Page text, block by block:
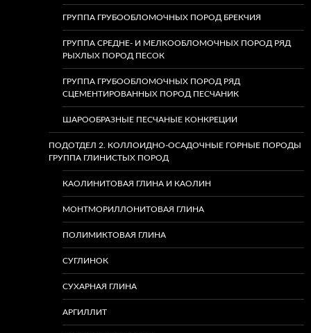
ГРУППА ГРУБООБЛОМОЧНЫХ ПОРОД БРЕКЧИЯ
ГРУППА СРЕДНЕ- И МЕЛКООБЛОМОЧНЫХ ПОРОД РЯД
РЫХЛЫХ ПОРОД ПЕСОК
ГРУППА ГРУБООБЛОМОЧНЫХ ПОРОД РЯД
СЦЕМЕНТИРОВАННЫХ ПОРОД ПЕСЧАНИК
ШАРООБРАЗНЫЕ ПЕСЧАНЫЕ КОНКРЕЦИИ
ПОДОТДЕЛ 2. КОЛЛОИДНО-ОСАДОЧНЫЕ ГОРНЫЕ ПОРОДЫ
ГРУППА ГЛИНИСТЫХ ПОРОД
КАОЛИНИТОВАЯ ГЛИНА И КАОЛИН
МОНТМОРИЛЛОНИТОВАЯ ГЛИНА
ПОЛИМИКТОВАЯ ГЛИНА
СУГЛИНОК
СУХАРНАЯ ГЛИНА
АРГИЛЛИТ